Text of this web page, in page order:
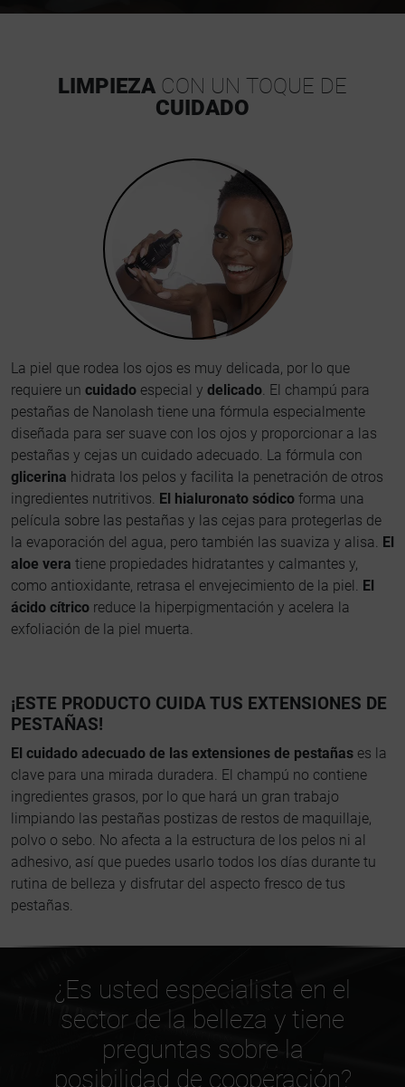
LIMPIEZA CON UN TOQUE DE
CUIDADO
La piel que rodea los ojos es muy delicada, por lo que
requiere un cuidado especial y delicado . El champú para
pestañas de Nanolash tiene una fórmula especialmente
diseñada para ser suave con los ojos y proporcionar a las
pestañas y cejas un cuidado adecuado. La fórmula con
glicerina hidrata los pelos y facilita la penetración de otros
ingredientes nutritivos. El hialuronato sódico forma una
película sobre las pestañas y las cejas para protegerlas de
la evaporación del agua, pero también las suaviza y alisa. El
aloe vera tiene propiedades hidratantes y calmantes y,
como antioxidante, retrasa el envejecimiento de la piel. El
ácido cítrico reduce la hiperpigmentación y acelera la
exfoliación de la piel muerta.
¡ESTE PRODUCTO CUIDA TUS EXTENSIONES DE
PESTAÑAS!
El cuidado adecuado de las extensiones de pestañas es la
clave para una mirada duradera. El champú no contiene
ingredientes grasos, por lo que hará un gran trabajo
limpiando las pestañas postizas de restos de maquillaje,
polvo o sebo. No afecta a la estructura de los pelos ni al
adhesivo, así que puedes usarlo todos los días durante tu
rutina de belleza y disfrutar del aspecto fresco de tus
pestañas.
¿Es usted especialista en el
sector de la belleza y tiene
preguntas sobre la
posibilidad de cooperación?